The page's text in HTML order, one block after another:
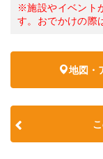
※施設やイベント
す。おでかけの際
地図・